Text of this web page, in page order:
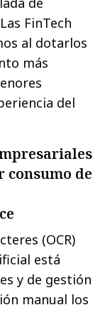
FinTech
al dotarlos
más
del
consumo de
(OCR)
está
y de gestión
manual los